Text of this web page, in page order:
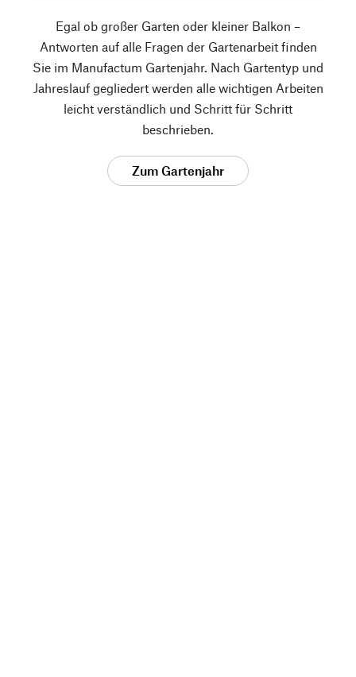
Egal ob großer Garten oder kleiner Balkon –
Antworten auf alle Fragen der Gartenarbeit finden
Sie im Manufactum Gartenjahr. Nach Gartentyp und
Jahreslauf gegliedert werden alle wichtigen Arbeiten
leicht verständlich und Schritt für Schritt
beschrieben.
Zum Gartenjahr